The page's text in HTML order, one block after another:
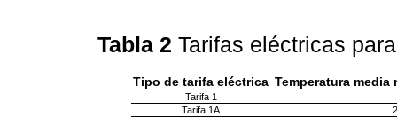
Tabla 2 Tarifas eléctricas
Tipo de tarifa eléctrica Temperatura media
Tarifa 1
Tarifa 1A